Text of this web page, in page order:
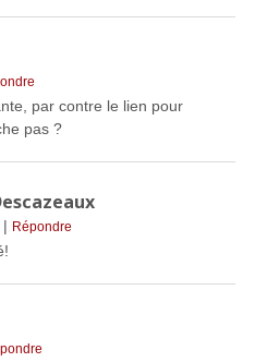
par contre le lien pour
pas ?
| Répondre